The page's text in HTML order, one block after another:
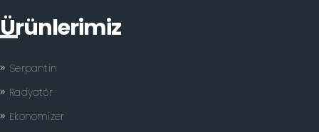
Ürünlerimiz
Serpantin
Radyatör
Ekonomizer